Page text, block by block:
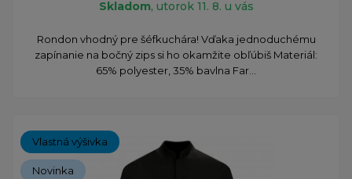
Skladom, utorok 11. 8. u vás
Rondon vhodný pre šéfkuchára! Vďaka jednoduchému
zapínanie na bočný zips si ho okamžite obľúbiš Materiál:
65% polyester, 35% bavlna Far...
Vlastná výšivka
Novinka